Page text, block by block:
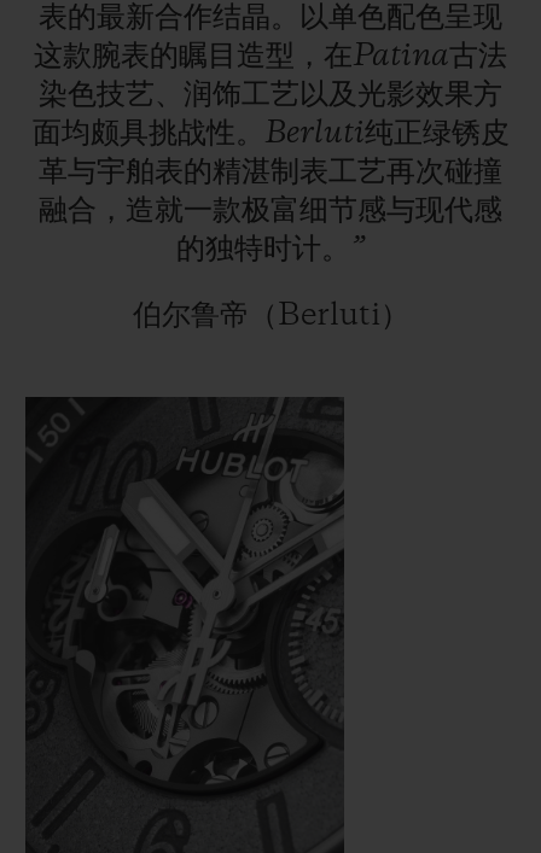
表的最新合作结晶。以单色配色呈现
这款腕表的瞩目造型，在Patina古法
染色技艺、润饰工艺以及光影效果方
面均颇具挑战性。Berluti纯正绿锈皮
革与宇舶表的精湛制表工艺再次碰撞
融合，造就一款极富细节感与现代感
的独特时计。”
伯尔鲁帝（Berluti）